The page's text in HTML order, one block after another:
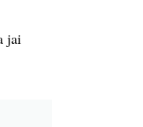
jai